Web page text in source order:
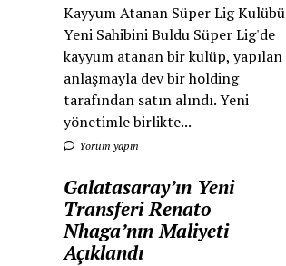
Kayyum Atanan Süper Lig Kulübü
Yeni Sahibini Buldu Süper Lig'de
kayyum atanan bir kulüp, yapılan
anlaşmayla dev bir holding
tarafından satın alındı. Yeni
yönetimle birlikte...
Yorum yapın
Galatasaray’ın Yeni
Transferi Renato
Nhaga’nın Maliyeti
Açıklandı